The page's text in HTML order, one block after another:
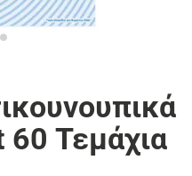
60 Τεμάχια